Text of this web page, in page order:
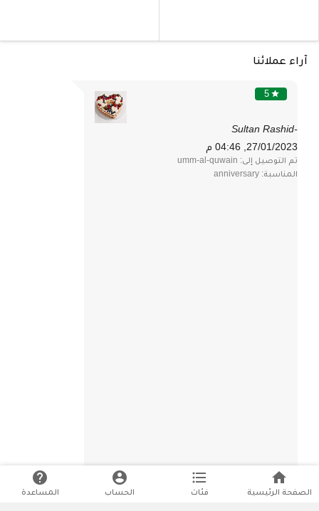
home
الصفحة الرئيسية
format_list_bulleted
فئات
account_circle
الحساب
help
المساعدة
آراء عملائنا
5 star
-Sultan Rashid
27/01/2023, 04:46 م
تم التوصيل إلى: umm-al-quwain
المناسبة: anniversary